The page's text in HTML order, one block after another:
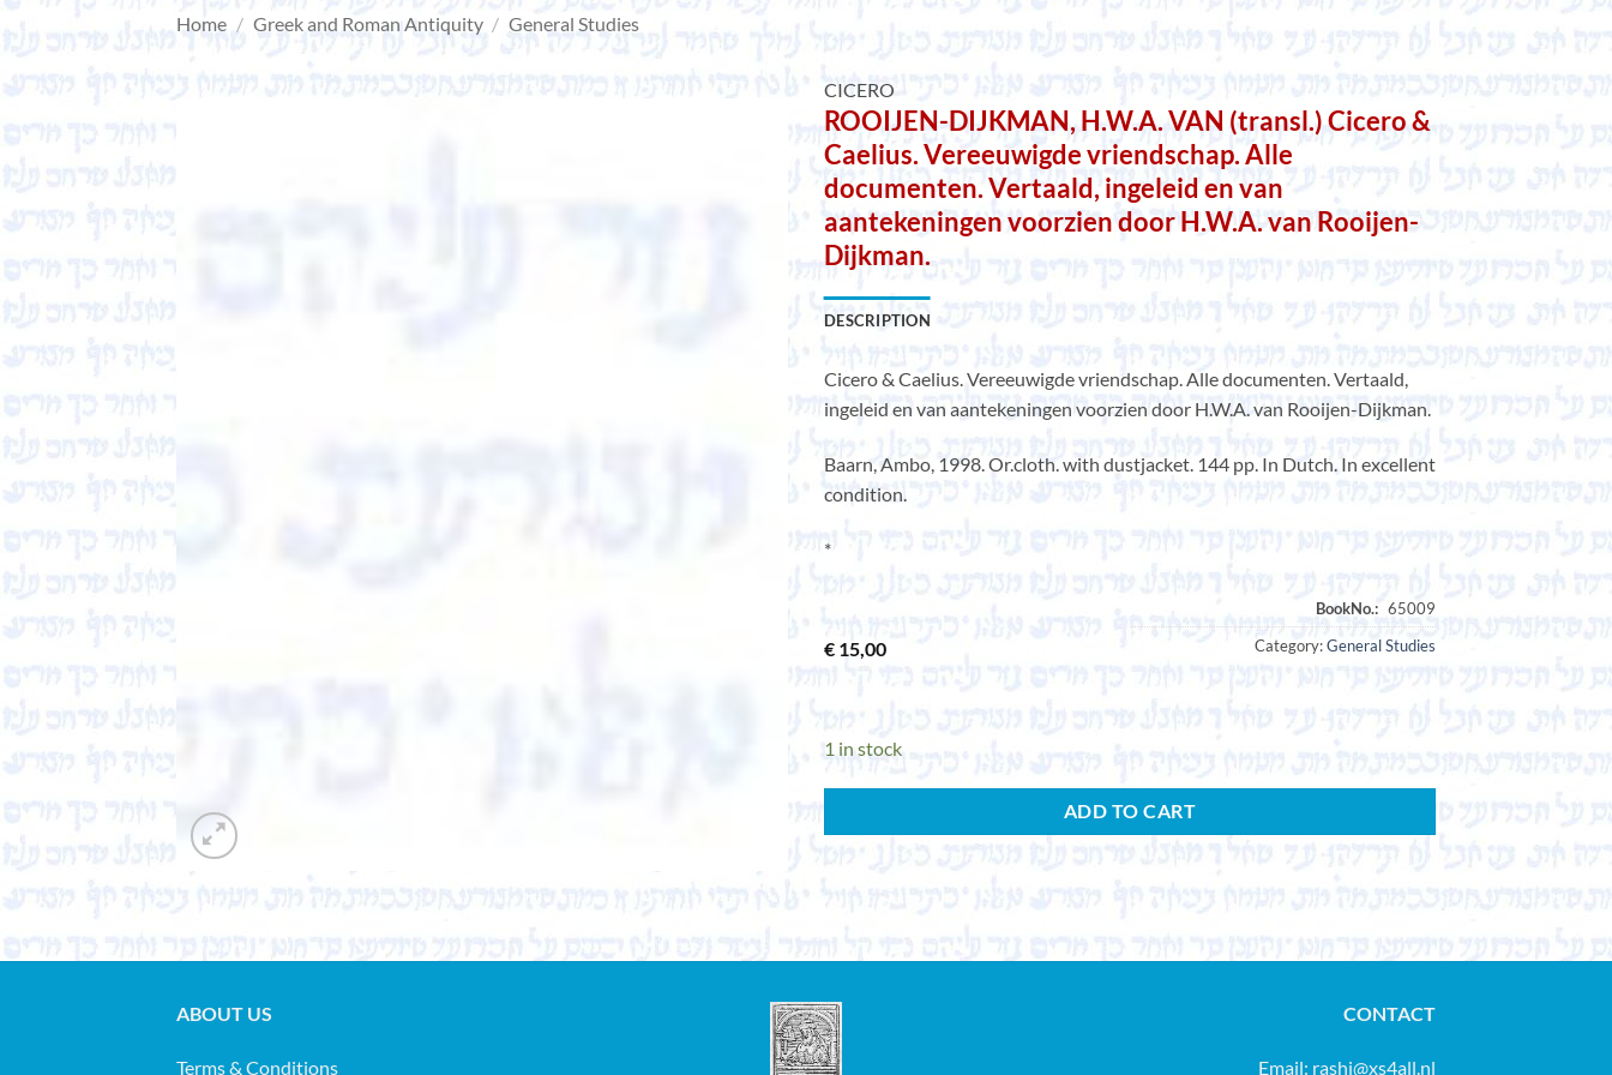
Home / Greek and Roman Antiquity / General Studies
CICERO
ROOIJEN-DIJKMAN, H.W.A. VAN (transl.) Cicero &
Caelius. Vereeuwigde vriendschap. Alle
documenten. Vertaald, ingeleid en van
aantekeningen voorzien door H.W.A. van Rooijen-
Dijkman.
DESCRIPTION
Cicero & Caelius. Vereeuwigde vriendschap. Alle documenten. Vertaald,
ingeleid en van aantekeningen voorzien door H.W.A. van Rooijen-Dijkman.
Baarn, Ambo, 1998. Or.cloth. with dustjacket. 144 pp. In Dutch. In excellent
condition.
*
€ 15,00 Category:General Studies
1 in stock
ADD TO CART
ABOUT US
Terms & Conditions
CONTACT
Email: rashi@xs4all.nl